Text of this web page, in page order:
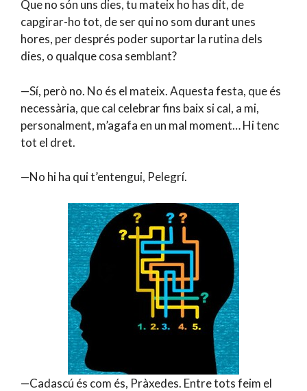
Que no són uns dies, tu mateix ho has dit, de
capgirar-ho tot, de ser qui no som durant unes
hores, per després poder suportar la rutina dels
dies, o qualque cosa semblant?
—Sí, però no. No és el mateix. Aquesta festa, que és
necessària, que cal celebrar fins baix si cal, a mi,
personalment, m’agafa en un mal moment… Hi tenc
tot el dret.
—No hi ha qui t’entengui, Pelegrí.
—Cadascú és com és, Pràxedes. Entre tots feim el